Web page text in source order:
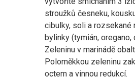
stroužků česneku,
cibulky, soli a rozsekané
bylinky (tymián, oregano,
Zeleninu v marinádě
Poloměkkou zeleninu
octem a vinnou redukcí.